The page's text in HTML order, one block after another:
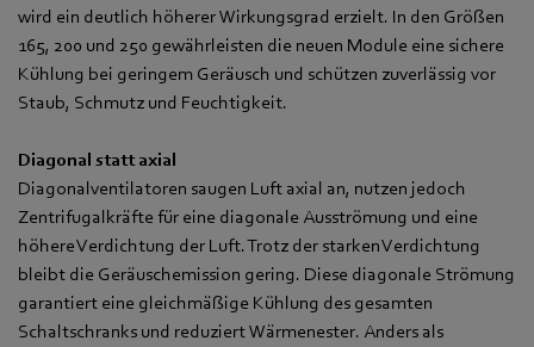
wird ein deutlich höherer Wirkungsgrad erzielt. In den Größen
165, 200 und 250 gewährleisten die neuen Module eine sichere
Kühlung bei geringem Geräusch und schützen zuverlässig vor
Staub, Schmutz und Feuchtigkeit.
Diagonal statt axial
Diagonalventilatoren saugen Luft axial an, nutzen jedoch
Zentrifugalkräfte für eine diagonale Ausströmung und eine
höhere Verdichtung der Luft. Trotz der starken Verdichtung
bleibt die Geräuschemission gering. Diese diagonale Strömung
garantiert eine gleichmäßige Kühlung des gesamten
Schaltschranks und reduziert Wärmenester. Anders als